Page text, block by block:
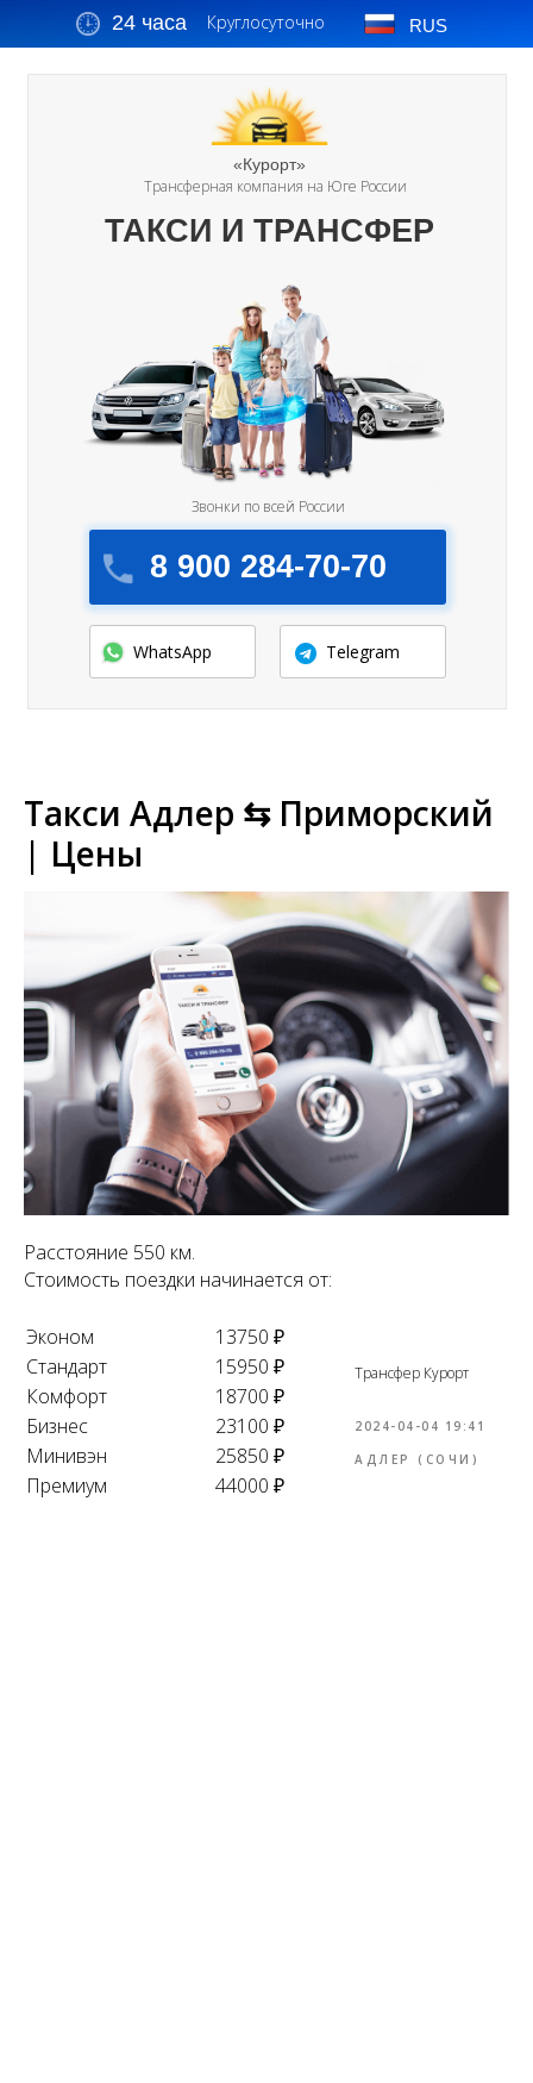
24 часа Круглосуточно RUS
«Курорт»
Трансферная компания на Юге России
8 900 284-70-70
Звонки по всей России
ТАКСИ И ТРАНСФЕР
WhatsApp Telegram
Такси Адлер ⇆ Приморский
| Цены
Расстояние 550 км.
Стоимость поездки начинается от:
Эконом
13750 ₽
Стандарт
15950 ₽
Комфорт
18700 ₽
Бизнес
23100 ₽
Минивэн
25850 ₽
Премиум
44000 ₽
Трансфер Курорт
2024-04-04 19:41
АДЛЕР (СОЧИ)